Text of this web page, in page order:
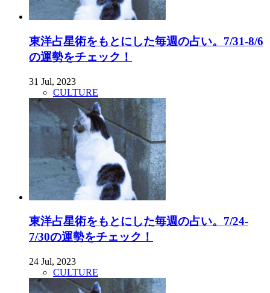
東洋占星術をもとにした毎週の占い。7/31-8/6
の運勢をチェック！
31 Jul, 2023
CULTURE
東洋占星術をもとにした毎週の占い。7/24-
7/30の運勢をチェック！
24 Jul, 2023
CULTURE